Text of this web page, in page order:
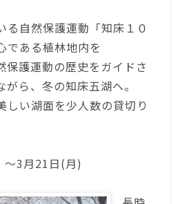
る自然保護運動「知床１０
である植林地内を
保護運動の歴史をガイドさ
ら、冬の知床五湖へ。
しい湖面を少人数の貸切り
～3月21日(月)